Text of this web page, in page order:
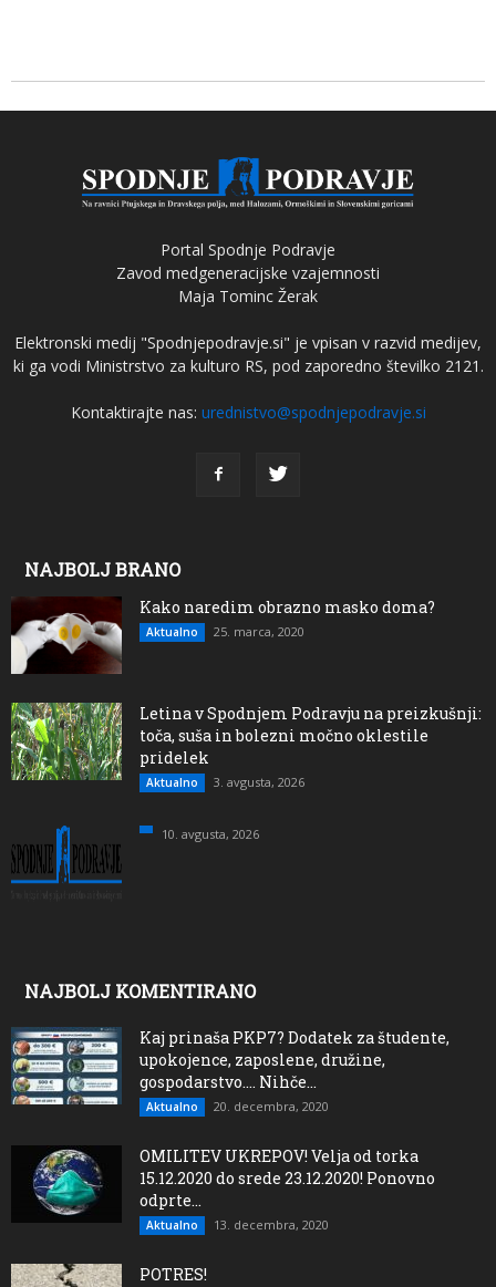
Portal Spodnje Podravje
Zavod medgeneracijske vzajemnosti
Maja Tominc Žerak
Elektronski medij "Spodnjepodravje.si" je vpisan v razvid medijev,
ki ga vodi Ministrstvo za kulturo RS, pod zaporedno številko 2121.
Kontaktirajte nas: urednistvo@spodnjepodravje.si
NAJBOLJ BRANO
Kako naredim obrazno masko doma?
Aktualno 25. marca, 2020
Letina v Spodnjem Podravju na preizkušnji:
toča, suša in bolezni močno oklestile
pridelek
Aktualno 3. avgusta, 2026
10. avgusta, 2026
NAJBOLJ KOMENTIRANO
Kaj prinaša PKP7? Dodatek za študente,
upokojence, zaposlene, družine,
gospodarstvo…. Nihče...
Aktualno 20. decembra, 2020
OMILITEV UKREPOV! Velja od torka
15.12.2020 do srede 23.12.2020! Ponovno
odprte...
Aktualno 13. decembra, 2020
POTRES!